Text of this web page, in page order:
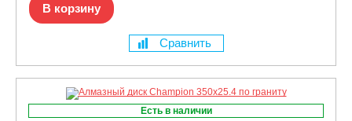
В корзину
Сравнить
Есть в наличии